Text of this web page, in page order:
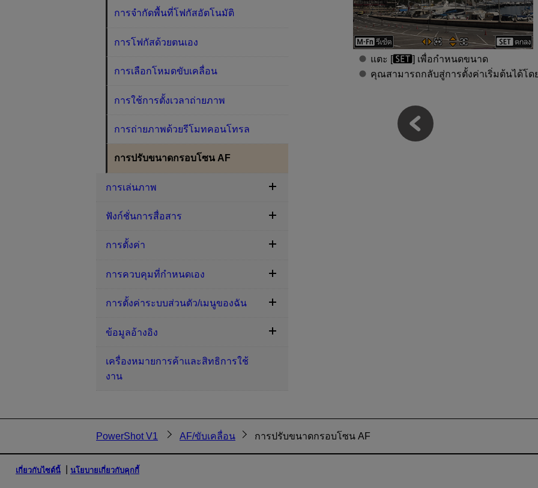
แตะ [
] เพื่อกำหนดขนาด
คุณสามารถกลับสู่การตั้งค่าเริ่มต้นได้โด
การจำกัดพื้นที่โฟกัสอัตโนมัติ
การโฟกัสด้วยตนเอง
การเลือกโหมดขับเคลื่อน
การใช้การตั้งเวลาถ่ายภาพ
การถ่ายภาพด้วยรีโมทคอนโทรล
การปรับขนาดกรอบโซน AF
การเล่นภาพ
ฟังก์ชั่นการสื่อสาร
การตั้งค่า
การควบคุมที่กำหนดเอง
การตั้งค่าระบบส่วนตัว/เมนูของฉัน
ข้อมูลอ้างอิง
เครื่องหมายการค้าและสิทธิการใช้
งาน
PowerShot V1 AF/ขับเคลื่อน การปรับขนาดกรอบโซน AF
เกี่ยวกับไซต์นี้ นโยบายเกี่ยวกับคุกกี้